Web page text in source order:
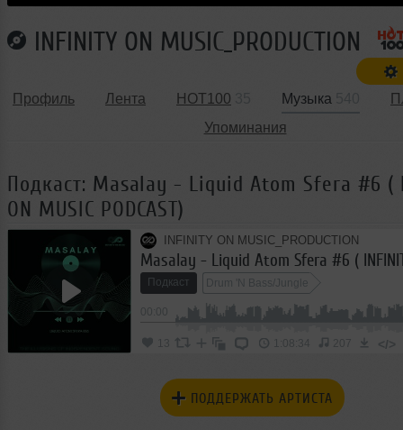
INFINITY ON MUSIC_PRODUCTION
Профиль Лента HOT100 Музыка
Упоминания
Подкаст: Masalay - Liquid Atom Sfera #6 (
ON MUSIC PODCAST)
INFINITY ON MUSIC_PRODUCTION
Подкаст Drum 'N Bass/Jungle
13 1:08:34 207 </>
ПОДДЕРЖАТЬ АРТИСТА